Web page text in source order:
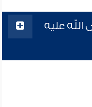
عليه